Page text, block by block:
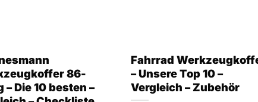
86-
– Die 10 besten –
Fahrrad
– Unsere Top 10 –
Vergleich – Zubehör